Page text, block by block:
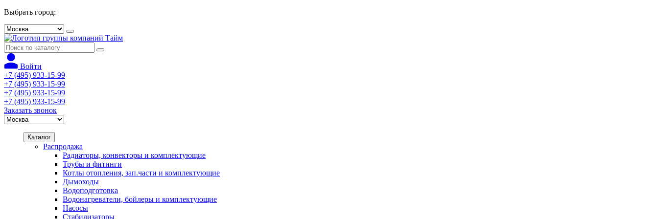
Выбрать город:
Войти
+7 (495) 933-15-99
+7 (495) 933-15-99
+7 (495) 933-15-99
+7 (495) 933-15-99
Заказать звонок
Каталог
Распродажа
Радиаторы, конвекторы и комплектующие
Трубы и фитинги
Котлы отопления, зап.части и комплектующие
Дымоходы
Водоподготовка
Водонагреватели, бойлеры и комплектующие
Насосы
Стабилизаторы